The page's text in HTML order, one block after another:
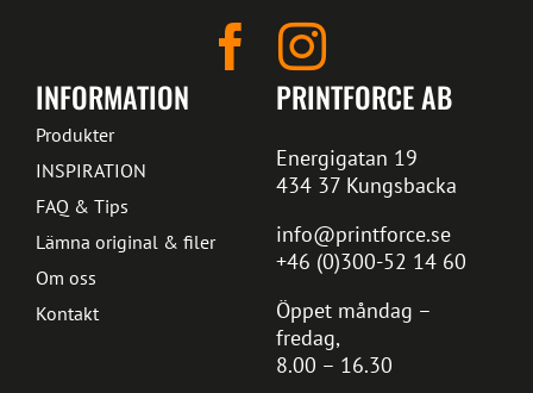
PRINTFORCE AB
Energigatan 19
434 37 Kungsbacka
info@printforce.se
+46 (0)300-52 14 60
Öppet måndag –
fredag,
8.00 – 16.30
INFORMATION
Produkter
INSPIRATION
FAQ & Tips
Lämna original & filer
Om oss
Kontakt